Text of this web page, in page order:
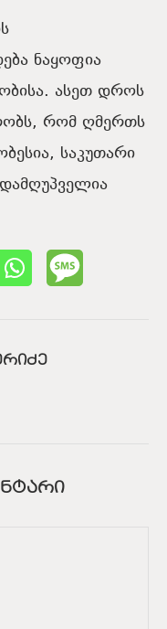
ნაყოფია
ასეთ დროს
რომ ღმერთს
საკუთარი